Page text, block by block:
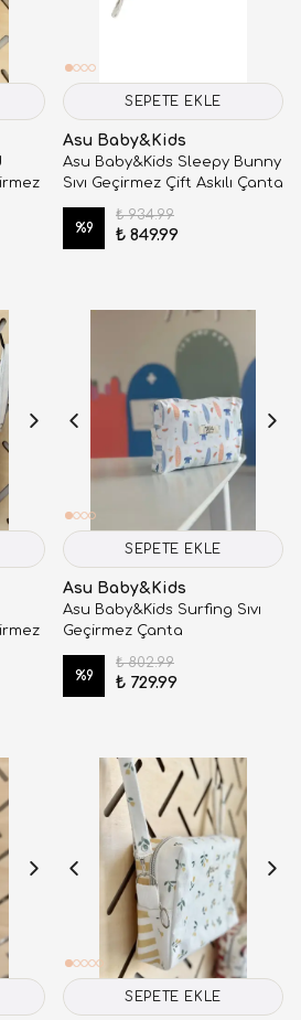
SEPETE EKLE
Asu Baby&Kids
Asu Baby&Kids Sleepy Bunny
Sıvı Geçirmez Çift Askılı Çanta
%9
₺ 934.99
₺ 849.99
SEPETE EKLE
Asu Baby&Kids
Asu Baby&Kids Surfing Sıvı
Geçirmez Çanta
%9
₺ 802.99
₺ 729.99
SEPETE EKLE